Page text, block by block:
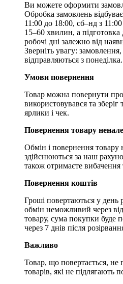
Ви можете оформити
Обробка замовлень
11:00 до 18:00, сб–нд з
15–60 хвилин, а
робочі дні залежно від
Зверніть увагу:
відправляються з понеділка.
Умови повернення
Товар можна повернути
використовувався та
ярлики і чек.
Повернення товару
Обмін і повернення товару
здійснюються за наш
також отримаєте
Повернення коштів
Гроші повертаються у день
обмін неможливий через
товару, сума покупки буде
через 7 днів після
Важливо
Товар, що повертається, не
товарів, які не підлягають